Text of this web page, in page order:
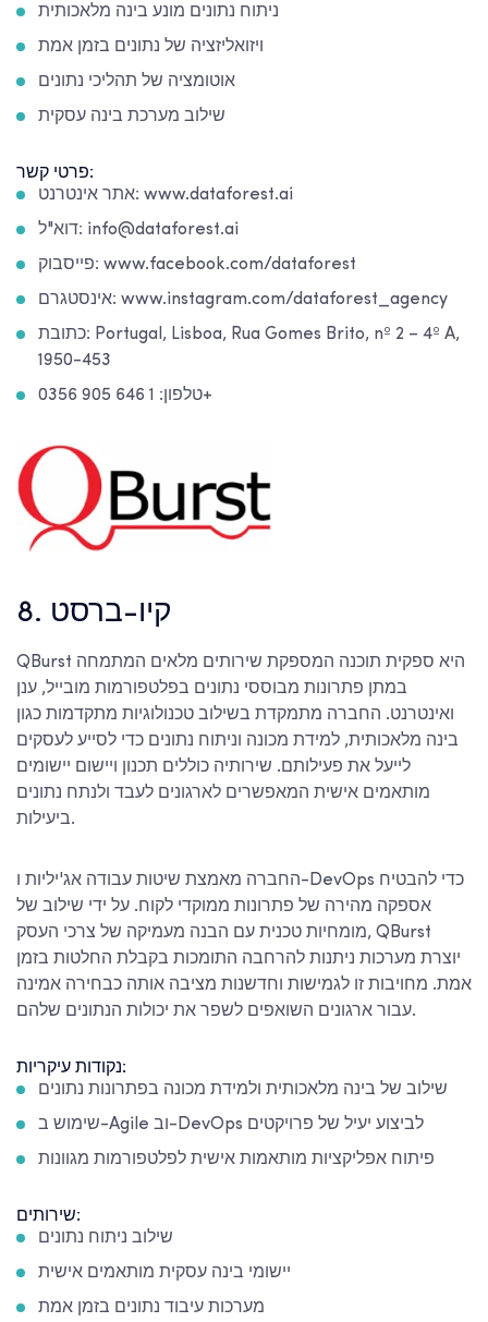
ניתוח נתונים מונע בינה מלאכותית
ויזואליזציה של נתונים בזמן אמת
אוטומציה של תהליכי נתונים
שילוב מערכת בינה עסקית
פרטי קשר:
אתר אינטרנט: www.dataforest.ai
דוא"ל: info@dataforest.ai
פייסבוק: www.facebook.com/dataforest
אינסטגרם: www.instagram.com/dataforest_agency
כתובת: Portugal, Lisboa, Rua Gomes Brito, nº 2 – 4º A,
1950-453
טלפון: 1 646 905 0356+
8. קיו-ברסט
QBurst היא ספקית תוכנה המספקת שירותים מלאים המתמחה
במתן פתרונות מבוססי נתונים בפלטפורמות מובייל, ענן
ואינטרנט. החברה מתמקדת בשילוב טכנולוגיות מתקדמות כגון
בינה מלאכותית, למידת מכונה וניתוח נתונים כדי לסייע לעסקים
לייעל את פעילותם. שירותיה כוללים תכנון ויישום יישומים
מותאמים אישית המאפשרים לארגונים לעבד ולנתח נתונים
ביעילות.
החברה מאמצת שיטות עבודה אג'יליות ו-DevOps כדי להבטיח
אספקה מהירה של פתרונות ממוקדי לקוח. על ידי שילוב של
מומחיות טכנית עם הבנה מעמיקה של צרכי העסק, QBurst
יוצרת מערכות ניתנות להרחבה התומכות בקבלת החלטות בזמן
אמת. מחויבות זו לגמישות וחדשנות מציבה אותה כבחירה אמינה
עבור ארגונים השואפים לשפר את יכולות הנתונים שלהם.
נקודות עיקריות:
שילוב של בינה מלאכותית ולמידת מכונה בפתרונות נתונים
שימוש ב-Agile וב-DevOps לביצוע יעיל של פרויקטים
פיתוח אפליקציות מותאמות אישית לפלטפורמות מגוונות
שירותים:
שילוב ניתוח נתונים
יישומי בינה עסקית מותאמים אישית
מערכות עיבוד נתונים בזמן אמת